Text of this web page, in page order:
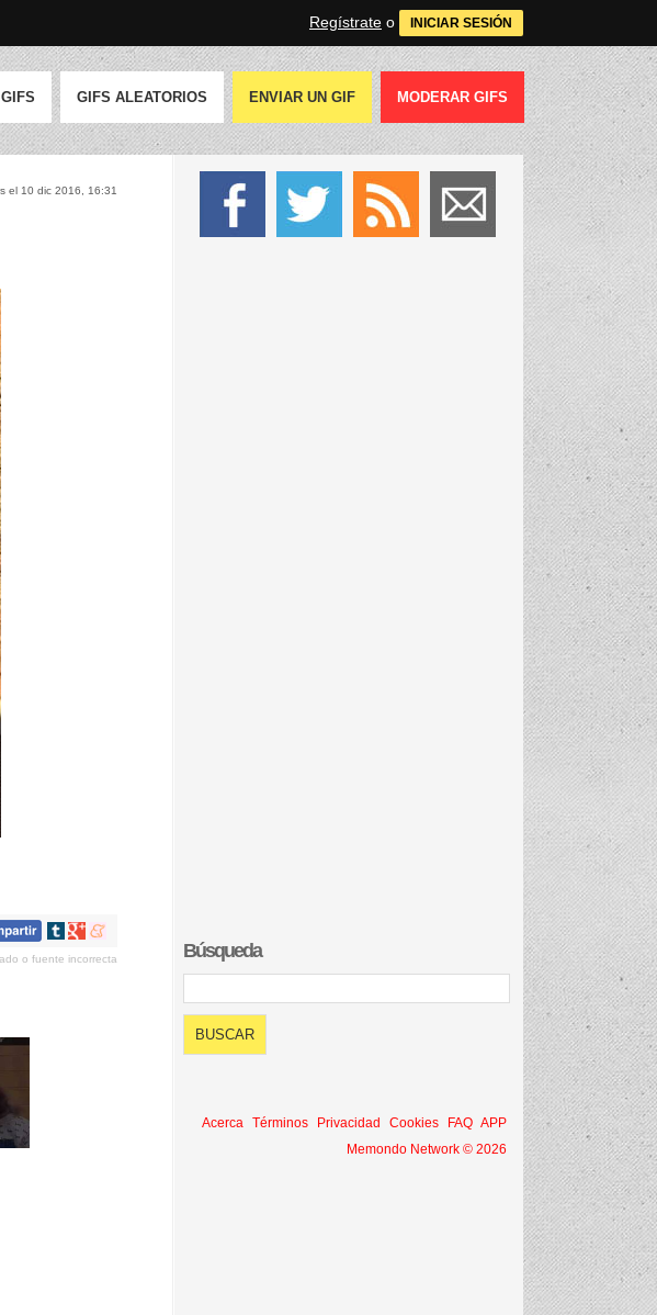
Regístrate o INICIAR SESIÓN
GIFS ALEATORIOS ENVIAR UN GIF MODERAR GIFS
el 10 dic 2016, 16:31
Compartir
tumblr
Compartir
Google+
Compartir
meneame
o fuente incorrecta Búsqueda
Acerca Términos Privacidad Cookies FAQ APP
Memondo Network © 2026